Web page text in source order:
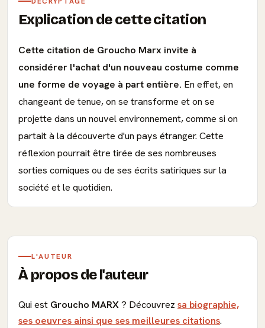
Explication de cette citation
Cette citation de Groucho Marx invite à
considérer l'achat d'un nouveau costume comme
une forme de voyage à part entière. En effet, en
changeant de tenue, on se transforme et on se
projette dans un nouvel environnement, comme si on
partait à la découverte d'un pays étranger. Cette
réflexion pourrait être tirée de ses nombreuses
sorties comiques ou de ses écrits satiriques sur la
société et le quotidien.
L'AUTEUR
À propos de l'auteur
Qui est Groucho MARX? Découvrez sa biographie,
ses oeuvres ainsi que ses meilleures citations.